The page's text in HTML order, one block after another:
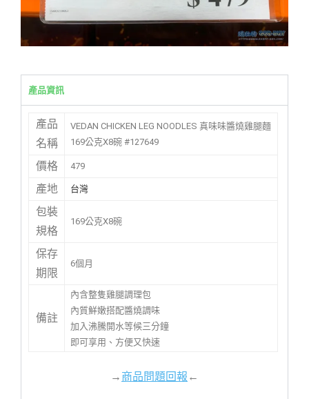
產品資訊
產品
名稱
VEDAN CHICKEN LEG NOODLES 真味味醬燒雞腿麵
169公克X8碗 #127649
價格 479
產地 台灣
包裝
規格
169公克X8碗
保存
期限
6個月
備註
內含整隻雞腿調理包
內質鮮嫩搭配醬燒調味
加入沸騰開水等候三分鐘
即可享用、方便又快速
→商品問題回報←